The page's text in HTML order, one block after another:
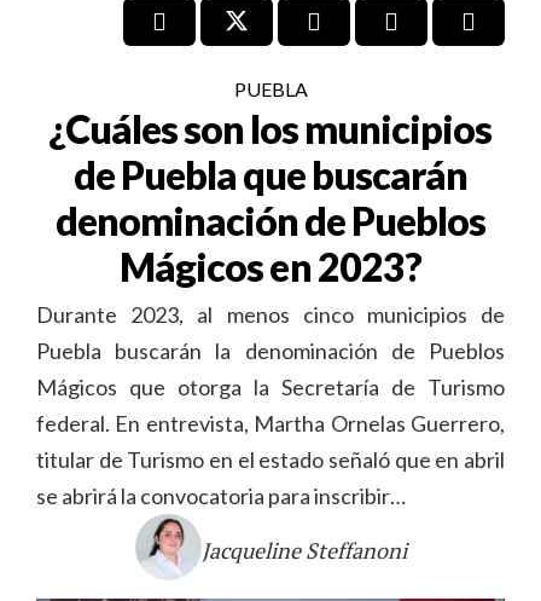
PUEBLA
¿Cuáles son los municipios
de Puebla que buscarán
denominación de Pueblos
Mágicos en 2023?
Durante 2023, al menos cinco municipios de
Puebla buscarán la denominación de Pueblos
Mágicos que otorga la Secretaría de Turismo
federal. En entrevista, Martha Ornelas Guerrero,
titular de Turismo en el estado señaló que en abril
se abrirá la convocatoria para inscribir…
Jacqueline Steffanoni